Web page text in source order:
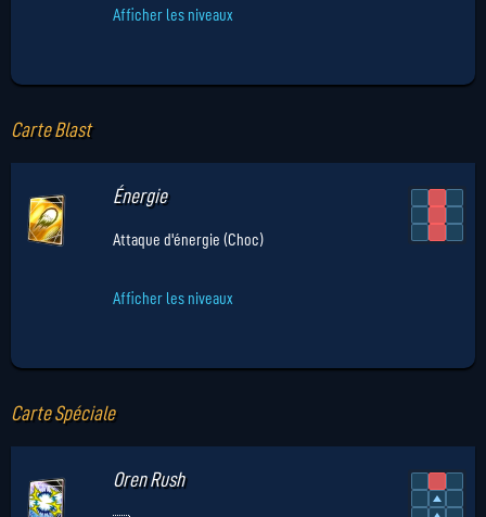
Afficher les niveaux
Carte Blast
Énergie
Attaque d'énergie (Choc)
Afficher les niveaux
Carte Spéciale
Oren Rush